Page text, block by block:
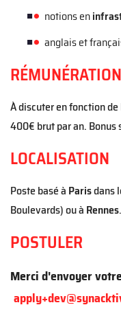
notions en
anglais et
RÉMUNÉRATION
À discuter en fonction
400€ brut par an. Bonus
LOCALISATION
Poste basé à Parisdans
Boulevards) ou à Rennes.
POSTULER
Merci d'envoyer